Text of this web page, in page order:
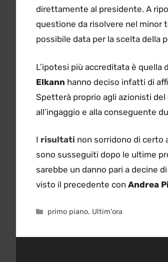
direttamente al presidente. A
questione da risolvere nel minor
possibile data per la scelta della
L’ipotesi più accreditata è quella
Elkann hanno deciso infatti di
Spetterà proprio agli azionisti del
all’ingaggio e alla conseguente
I risultati non sorridono di certo
sono susseguiti dopo le ultime
sarebbe un danno pari a decine
visto il precedente con Andrea
Categorie
primo piano, Ultim'ora